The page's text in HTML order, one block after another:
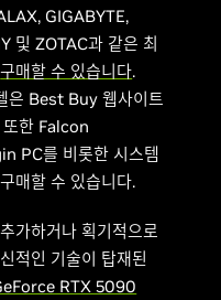
GIGABYTE,
및 ZOTAC과 같은 최
구매할 수 있습니다.
Best Buy 웹사이트
또한 Falcon
PC를 비롯한 시스템
매할 수 있습니다.
가하거나 획기적으로
적인 기술이 탑재된
RTX 5090